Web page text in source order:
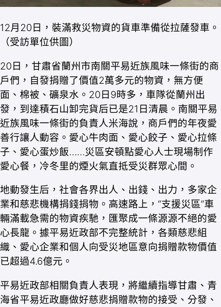
12月20日，裝滿救災物資的貨車準備從拉薩發車。
（受訪單位供圖）
20日，甘肅省蘭州市南關平易近族風味一條街的商
戶們，自發捐贈了價值2萬多元的物資，無方便
面、棉被、礦泉水。20日9時多，車隊從蘭州出
發，到達積石山卸完貨后已是21日清晨。南關平易
近族風味一條街的負責人米海說，商戶們的年夜愛
善行讓人動容。愛心牛肉面、愛心餃子、愛心拉條
子、愛心蛋炒飯……災區安頓點愛心人士現場制作
愛心餐，冷冬里的煙火氣直抵受災群眾心間。
地動發生后，社會各界出人、出錢、出力，多家企
業和慈悲機構捐錢捐物。高速路上，“支援災區”車
輛滿載急需的物資疾馳，匯聚成一條源源不絕的愛
心長龍。據平易近政部不完整統計，各類慈悲組
織、愛心企業和個人向受災地區意向捐贈款物價值
已超過4.6億元。
平易近政部相關負責人表現，將繼續指導甘肅、青
海省平易近政廳做好慈悲捐贈款物的接受、分發、